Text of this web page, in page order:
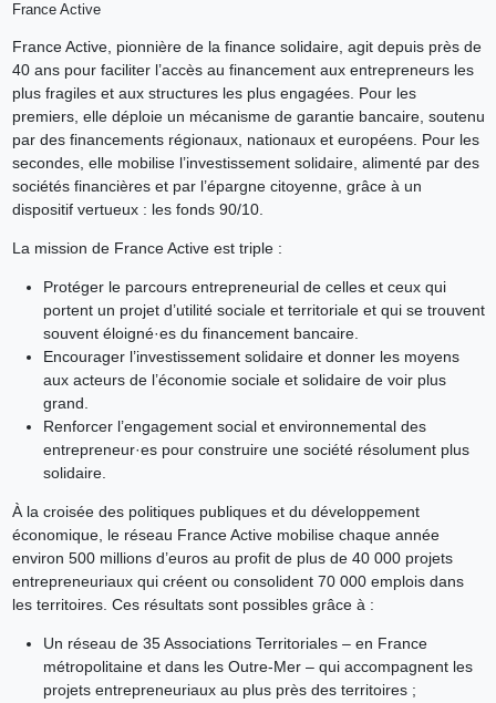
France Active
France Active, pionnière de la finance solidaire, agit depuis près de
40 ans pour faciliter l’accès au financement aux entrepreneurs les
plus fragiles et aux structures les plus engagées. Pour les
premiers, elle déploie un mécanisme de garantie bancaire, soutenu
par des financements régionaux, nationaux et européens. Pour les
secondes, elle mobilise l’investissement solidaire, alimenté par des
sociétés financières et par l’épargne citoyenne, grâce à un
dispositif vertueux : les fonds 90/10.
La mission de France Active est triple :
Protéger le parcours entrepreneurial de celles et ceux qui
portent un projet d’utilité sociale et territoriale et qui se trouvent
souvent éloigné·es du financement bancaire.
Encourager l’investissement solidaire et donner les moyens
aux acteurs de l’économie sociale et solidaire de voir plus
grand.
Renforcer l’engagement social et environnemental des
entrepreneur·es pour construire une société résolument plus
solidaire.
À la croisée des politiques publiques et du développement
économique, le réseau France Active mobilise chaque année
environ 500 millions d’euros au profit de plus de 40 000 projets
entrepreneuriaux qui créent ou consolident 70 000 emplois dans
les territoires. Ces résultats sont possibles grâce à :
Un réseau de 35 Associations Territoriales – en France
métropolitaine et dans les Outre-Mer – qui accompagnent les
projets entrepreneuriaux au plus près des territoires ;